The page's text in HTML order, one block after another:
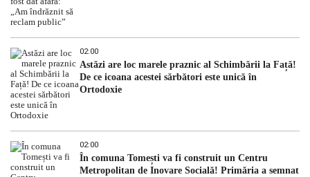
02:00
Astăzi are loc marele praznic al Schimbării la Față!
De ce icoana acestei sărbători este unică în
Ortodoxie
02:00
În comuna Tomești va fi construit un Centru
Metropolitan de Inovare Socială! Primăria a semnat